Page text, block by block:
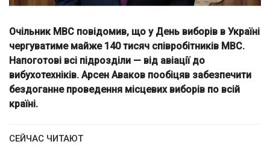
Очільник МВС повідомив, що у День виборів в Україні
чергуватиме майже 140 тисяч співробітників МВС.
Напоготові всі підрозділи — від авіації до
вибухотехніків. Арсен Аваков пообіцяв забезпечити
бездоганне проведення місцевих виборів по всій
країні.
СЕЙЧАС ЧИТАЮТ